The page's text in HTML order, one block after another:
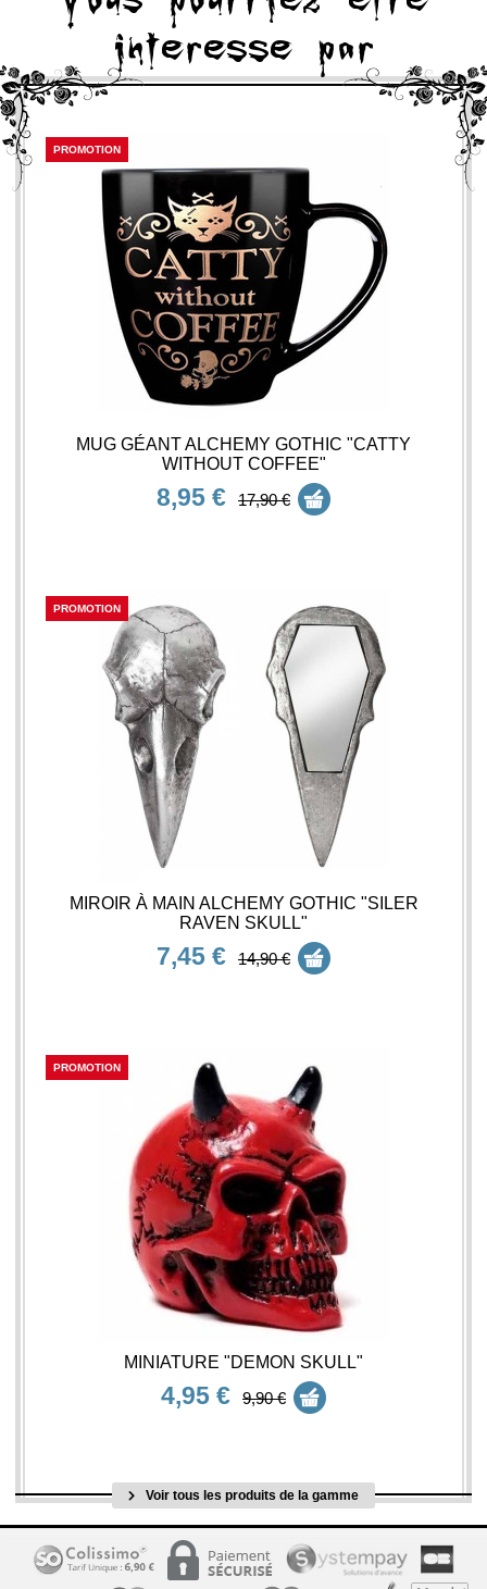
interesse par
PROMOTION
MUG GÉANT ALCHEMY GOTHIC "CATTY
WITHOUT COFFEE"
8,95 € 17,90 €
PROMOTION
MIROIR À MAIN ALCHEMY GOTHIC "SILER
RAVEN SKULL"
7,45 € 14,90 €
PROMOTION
MINIATURE "DEMON SKULL"
4,95 € 9,90 €
Voir tous les produits de la gamme